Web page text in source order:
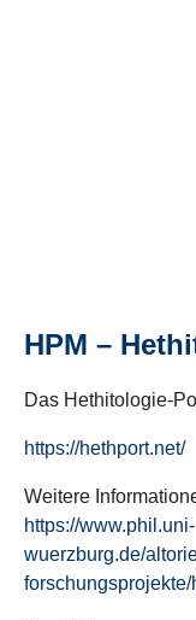
HPM –
Das Hethitologie-
https://hethport.net/
Weitere
https://www.phil.uni-
wuerzburg.de/